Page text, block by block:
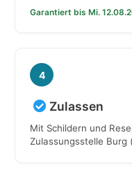
Garantiert bis Mi.
4
Zulassen
Mit Schildern und
Zulassungsstelle